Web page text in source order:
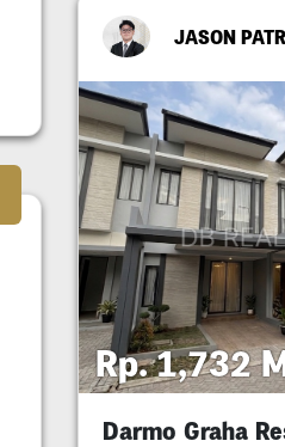
JASON
Rp. 1,732